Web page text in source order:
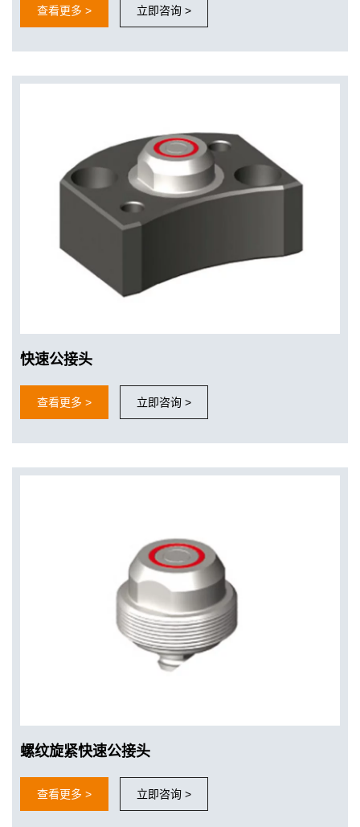
查看更多 > 立即咨询 >
快速公接头
查看更多 > 立即咨询 >
螺纹旋紧快速公接头
查看更多 > 立即咨询 >